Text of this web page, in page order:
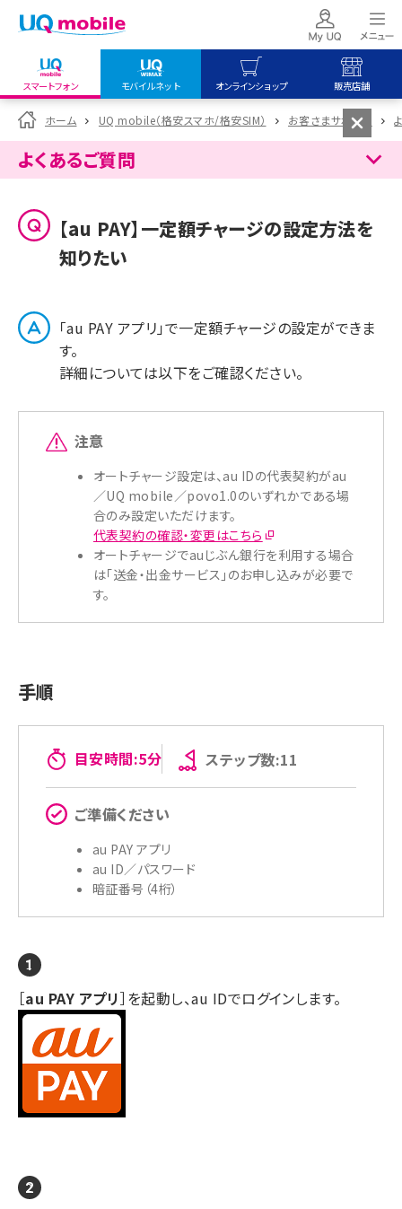
スマートフォン モバイルネット オンラインショップ 販売店舗
my UQ WiMAX
UQ WiMAX ご契約の方
My UQ mobile
UQ mobile
データチャージサイト
UQ mobile
オンラインショップ
UQ WiMAX
UQ mobile
販売店舗
UQ WiMAX
ホーム UQ mobile（格安スマホ/格安SIM） お客さまサポート
よくあるご質問
【au PAY】一定額チャージの設定方法を
知りたい
「au PAY アプリ」で一定額チャージの設定ができま
す。
詳細については以下をご確認ください。
注意
オートチャージ設定は、au IDの代表契約がau
／UQ mobile／povo1.0のいずれかである場
合のみ設定いただけます。
代表契約の確認・変更はこちら
オートチャージでauじぶん銀行を利用する場合
は「送金・出金サービス」のお申し込みが必要で
す。
手順
目安時間:5分 ステップ数:11
ご準備ください
au PAY アプリ
au ID／パスワード
暗証番号（4桁）
［au PAY アプリ］を起動し、au IDでログインします。